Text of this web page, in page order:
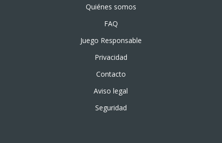
Quiénes somos
FAQ
Juego Responsable
Privacidad
Contacto
Aviso legal
Seguridad